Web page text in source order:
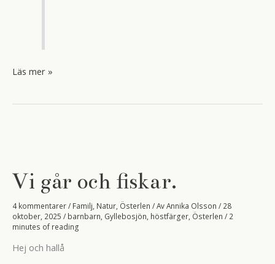
De
Läs mer »
Vi går och fiskar.
4 kommentarer/ Familj Natur Österlen / AvAnnika Olsson / 28
oktober, 2025 / barnbarn Gyllebosjön höstfärger Österlen / 2
minutes of reading
Hej och hallå